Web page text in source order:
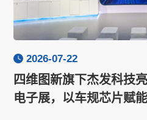
2026-07-22
四维图新旗下杰发科技
电子展，以车规芯片赋